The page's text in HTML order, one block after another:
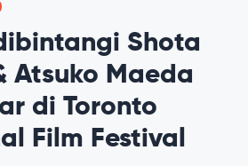
Shota
Atsuko Maeda
di Toronto
Film Festival